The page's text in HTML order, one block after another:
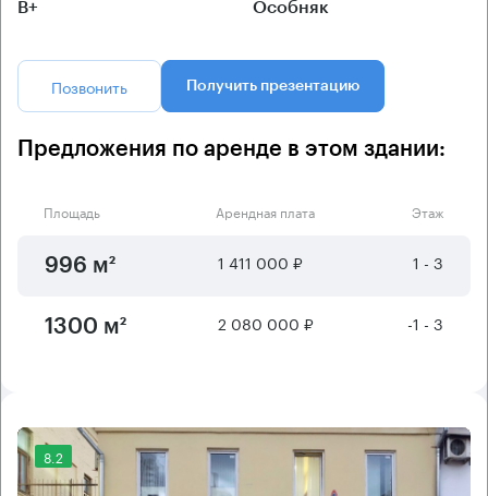
B+ Особняк
Позвонить Получить презентацию
Предложения по аренде в этом здании:
Площадь Арендная плата Этаж
996 м² 1 411 000 ₽ 1 - 3
1300 м² 2 080 000 ₽ -1 - 3
8.2